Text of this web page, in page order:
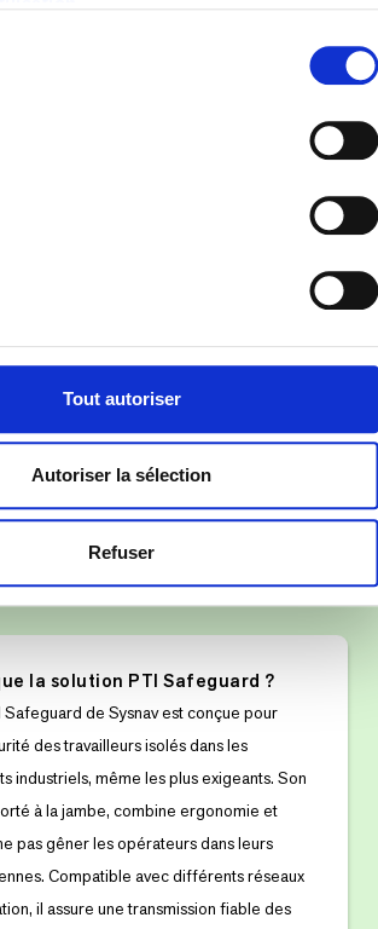
Tout autoriser
Autoriser la sélection
Refuser
secteurs
collectivités
construction
adaptée aux
industriels
la solution PTI Safeguard ?
Safeguard de Sysnav est conçue pour
des travailleurs isolés dans les
industriels, même les plus exigeants. Son
à la jambe, combine ergonomie et
pas gêner les opérateurs dans leurs
Compatible avec différents réseaux
il assure une transmission fiable des